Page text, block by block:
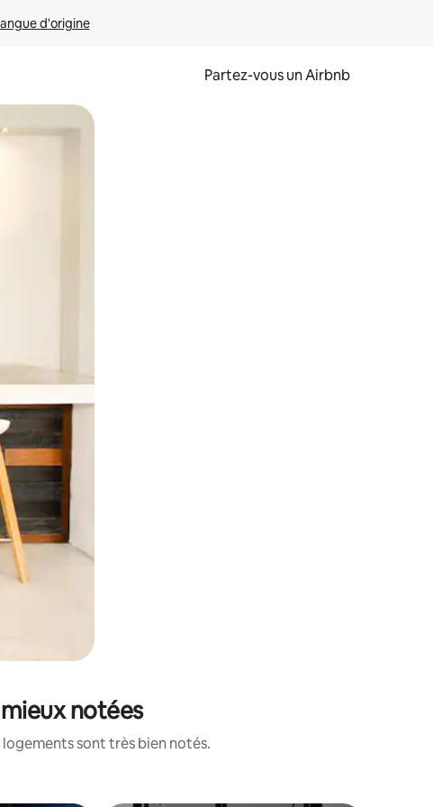
d'origine
Partez-vous un Airbnb
et en les faisant glisser.
notées
sont très bien notés.